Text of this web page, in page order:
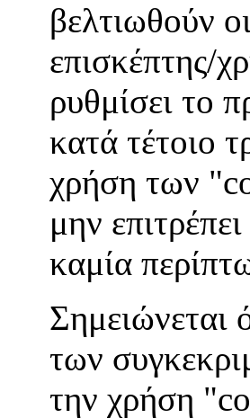
βελτιωθούν
επισκέπτης/
ρυθμίσει το
κατά τέτοιο
χρήση των
μην
καμία
Σημειώνεται
των
την χρήση